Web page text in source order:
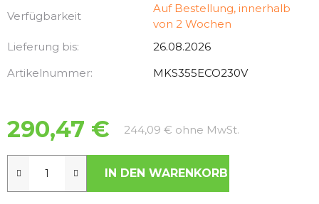
Verfügbarkeit
Auf Bestellung, innerhalb
von 2 Wochen
Lieferung bis:
26.08.2026
Artikelnummer:
MKS355ECO230V
290,47 € 244,09 € ohne MwSt.
IN DEN WARENKORB